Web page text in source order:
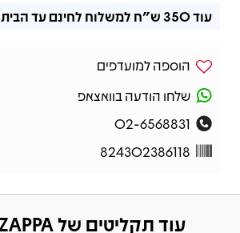
עוד350 ש"ח למשלוח לחינם עד הבית
הוספה למועדפים
שלחו הודעה בוואצאפ
02-6568831
824302386118
עוד תקליטים של FRANK ZAPPA